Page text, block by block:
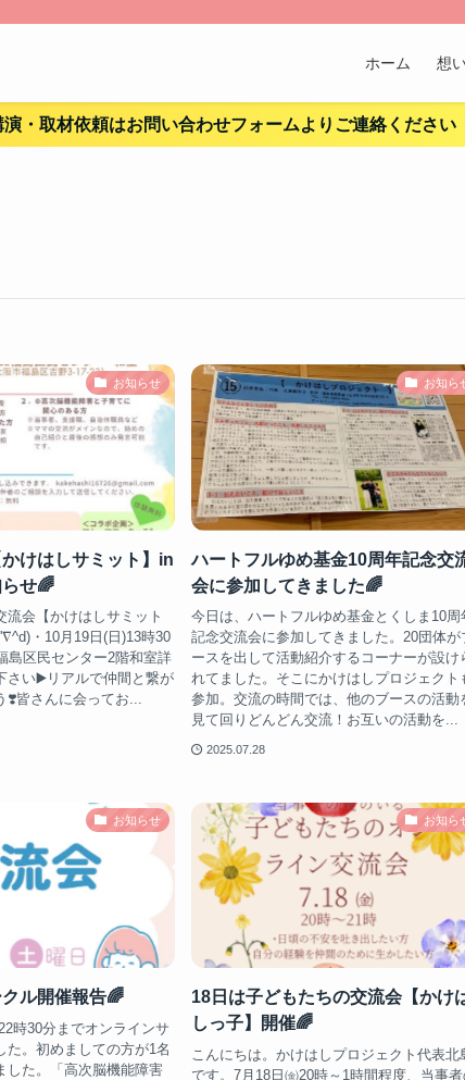
ホーム 想
演・取材依頼はお問い合わせフォームよりご連絡ください
お知らせ
けはしサミット】in
せ🌈
流会【かけはしサミット
・10月19日(日)13時30
島区民センター2階和室詳
さい▶️リアルで仲間と繋が
❣️皆さんに会ってお...
お知ら
ハートフルゆめ基金10周年記念交
会に参加してきました🌈
今日は、ハートフルゆめ基金とくしま10周
記念交流会に参加してきました。20団体が
ースを出して活動紹介するコーナーが設け
れてました。そこにかけはしプロジェクト
参加。交流の時間では、他のブースの活動
見て回りどんどん交流！お互いの活動を...
2025.07.28
お知らせ
ル開催報告🌈
時30分までオンラインサ
た。初めましての方が1名
した。「高次脳機能障害
お知ら
18日は子どもたちの交流会【かけ
しっ子】開催🌈
こんにちは。かけはしプロジェクト代表北
です。7月18日㈮20時～1時間程度、当事